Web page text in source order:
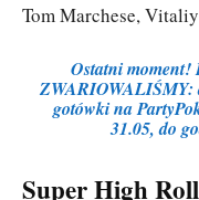
Tom Marchese,
Ostatni moment!
ZWARIOWALIŚMY:
gotówki na
31.05, do
Super High